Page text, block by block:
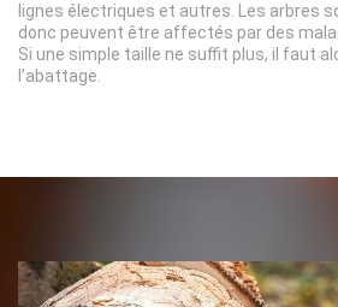
lignes électriques et autres. Les arbres
donc peuvent être affectés par des
Si une simple taille ne suffit plus, il faut
l’abattage.